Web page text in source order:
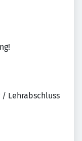
Lehrabschluss